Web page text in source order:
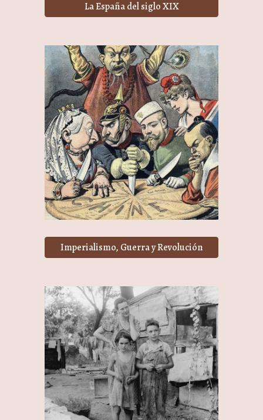
La España del siglo XIX
Imperialismo, Guerra y Revolución